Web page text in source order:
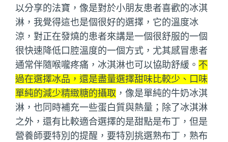
以分享的法寶，像是對於小朋友患者喜歡的冰淇
淋，我覺得這也是個很好的選擇，它的溫度冰
涼，對正在發燒的患者來講是一個很舒服的一個
很快速降低口腔溫度的一個方式，尤其感冒患者
通常伴隨喉嚨疼痛，冰淇淋也可以協助舒緩。 不
過在選擇冰品，還是盡量選擇甜味比較少、口味
單純的減少精緻糖的攝取 ，像是單純的牛奶冰淇
淋，也同時補充一些蛋白質與熱量；除了冰淇淋
之外，還有比較適合選擇的是甜點是布丁，但是
營養師要特別的提醒，要特別挑選熟布丁，熟布